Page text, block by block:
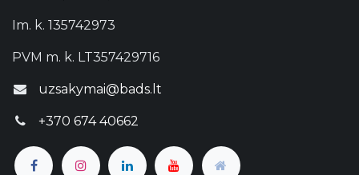
Im. k. 135742973
PVM m. k. LT357429716
uzsakymai@bads.lt
+370 674 40662